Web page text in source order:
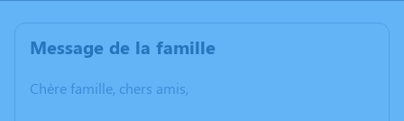
Message de la famille
Chère famille, chers amis,